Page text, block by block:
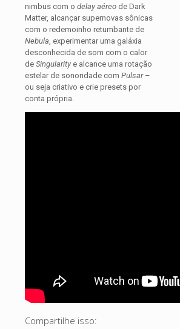
nimbus com o delay aéreo de Dark
Matter, alcançar supernovas sônicas
com o redemoinho retumbante de
Nebula , experimentar uma galáxia
desconhecida de som com o calor
de Singularity e alcance uma rotação
estelar de sonoridade com Pulsar–
ou seja criativo e crie presets por
conta própria.
Compartilhe isso: